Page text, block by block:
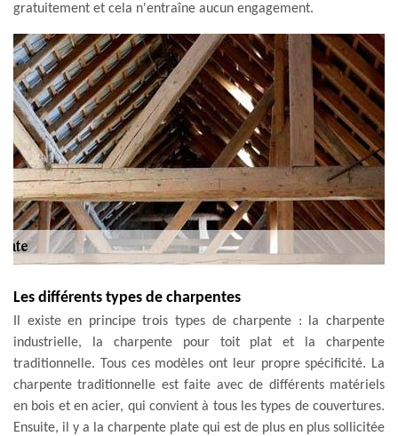
gratuitement et cela n'entraîne aucun engagement.
Les différents types de charpentes
Il existe en principe trois types de charpente : la charpente
industrielle, la charpente pour toit plat et la charpente
traditionnelle. Tous ces modèles ont leur propre spécificité. La
charpente traditionnelle est faite avec de différents matériels
en bois et en acier, qui convient à tous les types de couvertures.
Ensuite, il y a la charpente plate qui est de plus en plus sollicitée